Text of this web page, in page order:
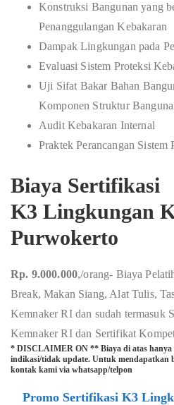
Konstruksi Bangunan yang
Penanggulangan Kebakaran
Dampak Lingkungan pada
Evaluasi Sistem Proteksi
Uji Sifat Bakar Bahan
Komponen Struktur
Audit Kebakaran Internal
Praktek Perancangan Sistem
Biaya Sertifikasi
K3 Lingkungan
Purwokerto
Rp. 9.000.000,/orang- Biaya
Break, Makan Siang, Alat Tulis,
Kemnaker RI dan sudah termasuk
Kemnaker RI dan Sertifikat
* DISCLAIMER ON ** Biaya di atas hanya
indikasi/tidak update. Untuk mendapatkan
kontak kami via whatsapp/telpon
Promo Sertifikasi K3